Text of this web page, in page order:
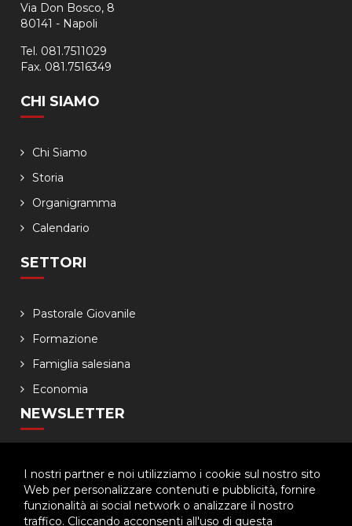
I nostri partner e noi utilizziamo i cookie sul nostro sito
Web per personalizzare contenuti e pubblicità, fornire
funzionalità ai social network o analizzare il nostro
traffico. Cliccando acconsenti all'uso di questa
Via Don Bosco, 8
80141 - Napoli
Tel. 081.7511029
Fax. 081.7516349
CHI SIAMO
Chi Siamo
Storia
Organigramma
Calendario
SETTORI
Pastorale Giovanile
Formazione
Famiglia salesiana
Economia
NEWSLETTER
iniziative dell'Ispettoria